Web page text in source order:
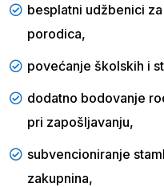
besplatni udžbenici
porodica,
povećanje školskih i
dodatno bodovanje
pri zapošljavanju,
subvencioniranje
zakupnina,